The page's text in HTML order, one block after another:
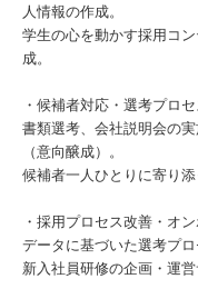
人情報の作成。
学生の心を動かす採用コ
成。
・候補者対応・選考プロ
書類選考、会社説明会の
（意向醸成）。
候補者一人ひとりに寄り
・採用プロセス改善・オ
データに基づいた選考プ
新入社員研修の企画・運